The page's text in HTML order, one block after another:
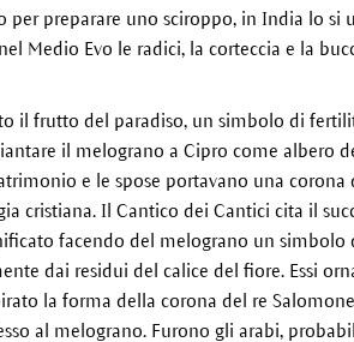
preparare uno sciroppo, in India lo si
Medio Evo le radici, la corteccia e la
il frutto del paradiso, un simbolo di
il melograno a Cipro come albero
e le spose portavano una
cristiana. Il Cantico dei Cantici cita il
facendo del melograno un simbolo
dai residui del calice del fiore. Essi
la forma della corona del re
al melograno. Furono gli arabi,